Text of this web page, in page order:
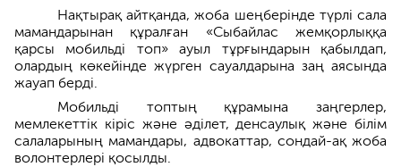
Нақтырақ айтқанда, жоба шеңберінде түрлі сала
мамандарынан құралған «Сыбайлас жемқорлыққа
қарсы мобильді топ» ауыл тұрғындарын қабылдап,
олардың көкейінде жүрген сауалдарына заң аясында
жауап берді.
Мобильді топтың құрамына заңгерлер,
мемлекеттік кіріс және әділет, денсаулық және білім
салаларының мамандары, адвокаттар, сондай-ақ жоба
волонтерлері қосылды.